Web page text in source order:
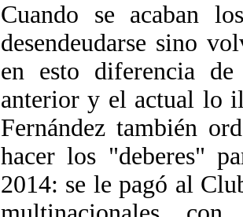
Cuando se acaban
desendeudarse sino
en esto diferencia
anterior y el actual lo
Fernández también
hacer los "deberes"
2014: se le pagó al